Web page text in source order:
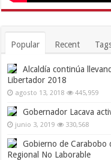
Popular Recent
Alcaldía continúa
Libertador 2018
agosto 13, 2018 445,959
Gobernador Lacava
junio 3, 2019 330,568
Gobierno de Carabobo
Regional No Laborable